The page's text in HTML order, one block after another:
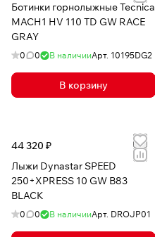
Ботинки горнолыжные Tecnica
MACH1 HV 110 TD GW RACE
GRAY
0 0 В наличииАрт. 10195DG2
В корзину
44 320 ₽
Лыжи Dynastar SPEED
250+XPRESS 10 GW B83
BLACK
0 0 В наличииАрт. DROJP01